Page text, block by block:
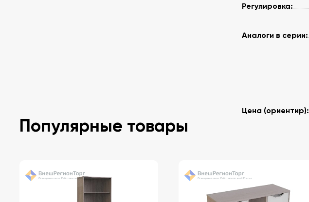
Регулировка:
Аналоги в серии:
Цена (ориентир):
Популярные товары